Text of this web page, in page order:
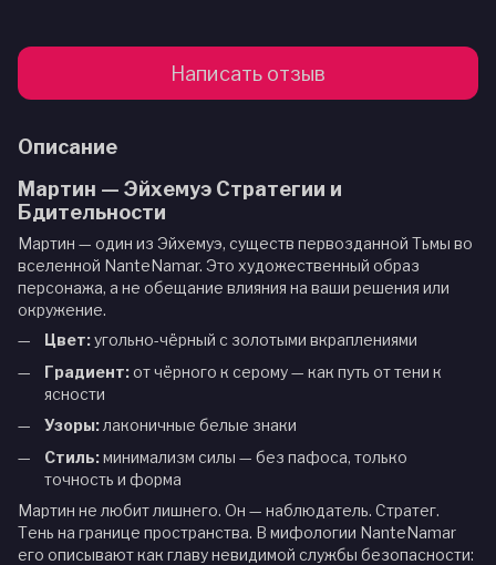
Написать отзыв
Описание
Мартин — Эйхемуэ Стратегии и
Бдительности
Мартин — один из Эйхемуэ, существ первозданной Тьмы во
вселенной NanteNamar. Это художественный образ
персонажа, а не обещание влияния на ваши решения или
окружение.
Цвет:угольно-чёрный с золотыми вкраплениями
Градиент:от чёрного к серому — как путь от тени к
ясности
Узоры:лаконичные белые знаки
Стиль:минимализм силы — без пафоса, только
точность и форма
Мартин не любит лишнего. Он — наблюдатель. Стратег.
Тень на границе пространства. В мифологии NanteNamar
его описывают как главу невидимой службы безопасности: